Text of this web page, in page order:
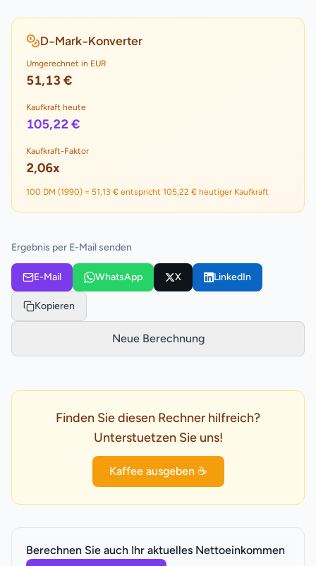
D-Mark-Konverter
Umgerechnet in EUR
51,13 €
Kaufkraft heute
105,22 €
Kaufkraft-Faktor
2,06x
100 DM (1990) = 51,13 € entspricht 105,22 € heutiger Kaufkraft
Ergebnis per E-Mail senden
E-Mail WhatsApp X LinkedIn
Kopieren
Neue Berechnung
Finden Sie diesen Rechner hilfreich?
Unterstuetzen Sie uns!
Kaffee ausgeben ☕
Berechnen Sie auch Ihr aktuelles Nettoeinkommen